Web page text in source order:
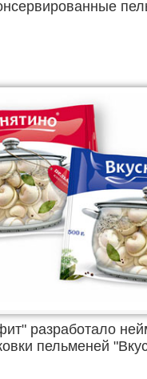
разработало
пельменей